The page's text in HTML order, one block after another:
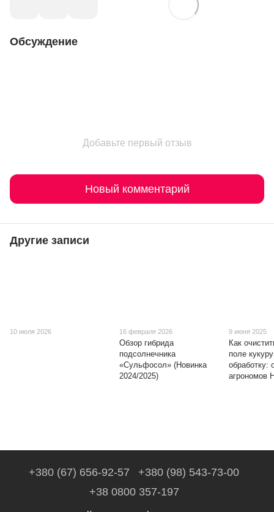
Обсуждение
Добавьте первый отзыв
Новый комментарий
Другие записи
10 июля 2026 16 февраля 2026
Обзор гибрида
подсолнечника
«Сульфосол» (Новинка
2024/2025)
9 июня 2025
Как
поле
обработку:
агрономов
+380 (67) 656-92-57
+380 (98) 543-73-00
+38 0800 357-197